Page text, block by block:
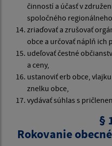
činností a účasť v
spoločného
zriaďovať a zrušovať
obce a určovať náplň ich
udeľovať čestné
a ceny,
ustanoviť erb obce,
znelku obce,
vydávať súhlas s
§
Rokovanie